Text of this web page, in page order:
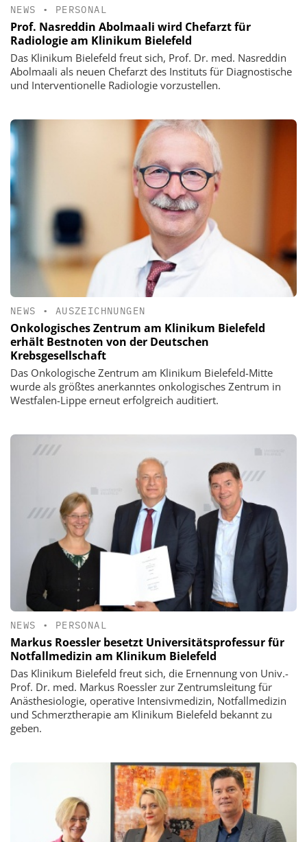
NEWS • PERSONAL
Prof. Nasreddin Abolmaali wird Chefarzt für
Radiologie am Klinikum Bielefeld
Das Klinikum Bielefeld freut sich, Prof. Dr. med. Nasreddin
Abolmaali als neuen Chefarzt des Instituts für Diagnostische
und Interventionelle Radiologie vorzustellen.
NEWS • AUSZEICHNUNGEN
Onkologisches Zentrum am Klinikum Bielefeld
erhält Bestnoten von der Deutschen
Krebsgesellschaft
Das Onkologische Zentrum am Klinikum Bielefeld-Mitte
wurde als größtes anerkanntes onkologisches Zentrum in
Westfalen-Lippe erneut erfolgreich auditiert.
NEWS • PERSONAL
Markus Roessler besetzt Universitätsprofessur für
Notfallmedizin am Klinikum Bielefeld
Das Klinikum Bielefeld freut sich, die Ernennung von Univ.-
Prof. Dr. med. Markus Roessler zur Zentrumsleitung für
Anästhesiologie, operative Intensivmedizin, Notfallmedizin
und Schmerztherapie am Klinikum Bielefeld bekannt zu
geben.